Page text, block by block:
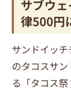
サブウ
律500円
サンドイッ
のタコスサ
る「タコス祭